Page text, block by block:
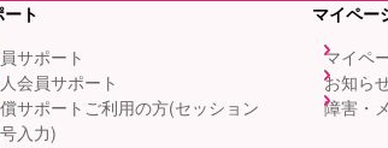
ト
サポート
会員サポート
サポートご利用の方(セッション
入力)
マイペー
マイペ
お知ら
障害・